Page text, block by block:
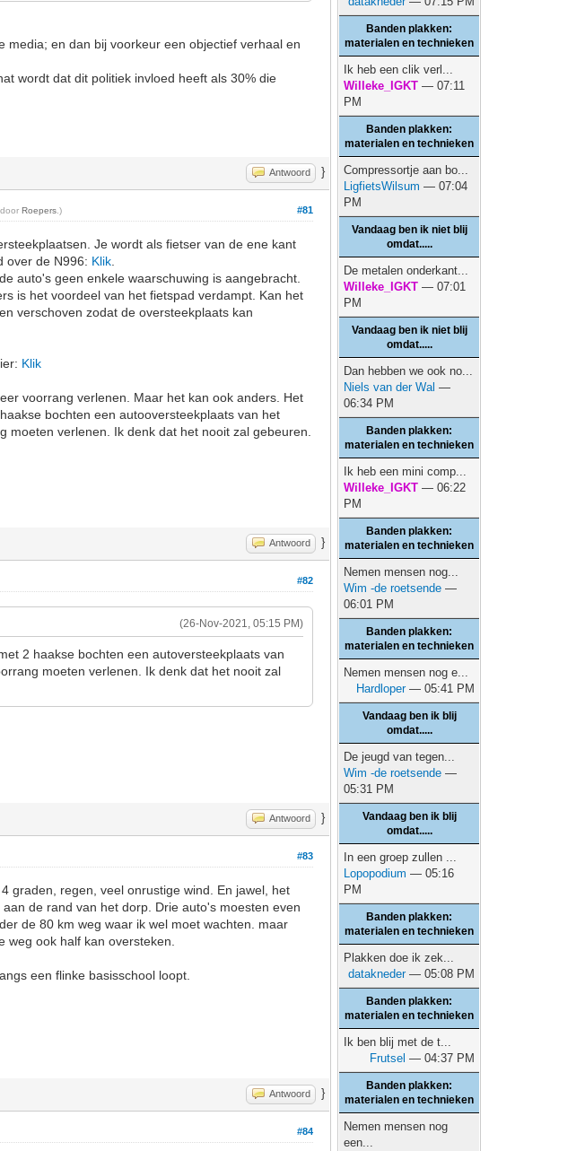
media; en dan bij voorkeur een objectief verhaal en
wordt dat dit politiek invloed heeft als 30% die
Antwoord }
#81
doorRoepers .)
Je wordt als fietser van de ene kant
over de N996: Klik
auto's geen enkele waarschuwing is aangebracht.
is het voordeel van het fietspad verdampt. Kan het
verschoven zodat de oversteekplaats kan
Klik
voorrang verlenen. Maar het kan ook anders. Het
bochten een autooversteekplaats van het
verlenen. Ik denk dat het nooit zal gebeuren.
Antwoord }
#82
(26-Nov-2021, 05:15 PM)
2 haakse bochten een autoversteekplaats van
moeten verlenen. Ik denk dat het nooit zal
Antwoord }
#83
graden, regen, veel onrustige wind. En jawel, het
de rand van het dorp. Drie auto's moesten even
de 80 km weg waar ik wel moet wachten. maar
ook half kan oversteken.
een flinke basisschool loopt.
Antwoord }
#84
Banden plakken:
materialen en technieken
Ik heb een clik verl...
Willeke_IGKT — 07:11
PM
Banden plakken:
materialen en technieken
Compressortje aan bo...
LigfietsWilsum — 07:04
PM
Vandaag ben ik niet blij
omdat.....
De metalen onderkant...
Willeke_IGKT — 07:01
PM
Vandaag ben ik niet blij
omdat.....
Dan hebben we ook no...
Niels van der Wal —
06:34 PM
Banden plakken:
materialen en technieken
Ik heb een mini comp...
Willeke_IGKT — 06:22
PM
Banden plakken:
materialen en technieken
Nemen mensen nog...
Wim -de roetsende —
06:01 PM
Banden plakken:
materialen en technieken
Nemen mensen nog e...
Hardloper— 05:41 PM
Vandaag ben ik blij
omdat.....
De jeugd van tegen...
Wim -de roetsende —
05:31 PM
Vandaag ben ik blij
omdat.....
In een groep zullen ...
Lopopodium — 05:16
PM
Banden plakken:
materialen en technieken
Plakken doe ik zek...
datakneder— 05:08 PM
Banden plakken:
materialen en technieken
Ik ben blij met de t...
Frutsel — 04:37 PM
Banden plakken:
materialen en technieken
Nemen mensen nog
een...